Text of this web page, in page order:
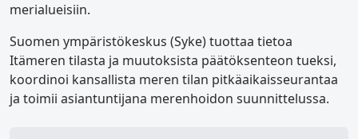
merialueisiin.
Suomen ympäristökeskus (Syke) tuottaa tietoa
Itämeren tilasta ja muutoksista päätöksenteon tueksi,
koordinoi kansallista meren tilan pitkäaikaisseurantaa
ja toimii asiantuntijana merenhoidon suunnittelussa.